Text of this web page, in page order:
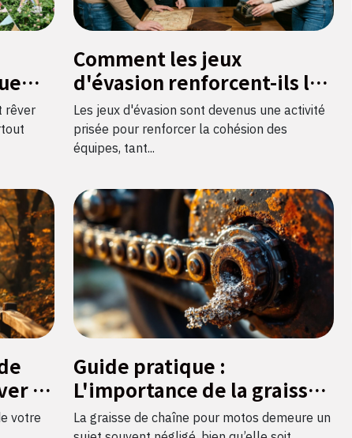
rêver
Comment les jeux
d'évasion renforcent-ils les
liens d'équipe ?
Les jeux d'évasion sont devenus une activité
prisée pour renforcer la cohésion des
équipes, tant...
la
votre
Guide pratique :
L'importance de la graisse
de chaîne pour motos
La graisse de chaîne pour motos demeure un